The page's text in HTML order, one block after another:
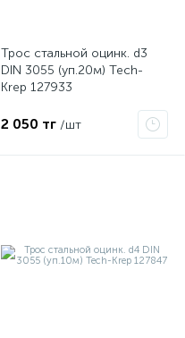
Трос стальной оцинк. d3
DIN 3055 (уп.20м) Tech-
Krep 127933
2 050 тг /шт